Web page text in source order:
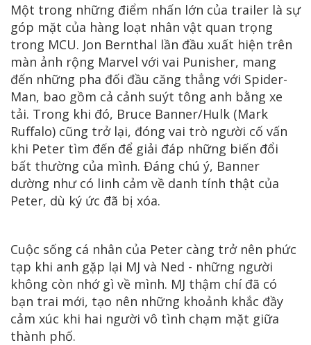
Một trong những điểm nhấn lớn của trailer là sự
góp mặt của hàng loạt nhân vật quan trọng
trong MCU. Jon Bernthal lần đầu xuất hiện trên
màn ảnh rộng Marvel với vai Punisher, mang
đến những pha đối đầu căng thẳng với Spider-
Man, bao gồm cả cảnh suýt tông anh bằng xe
tải. Trong khi đó, Bruce Banner/Hulk (Mark
Ruffalo) cũng trở lại, đóng vai trò người cố vấn
khi Peter tìm đến để giải đáp những biến đổi
bất thường của mình. Đáng chú ý, Banner
dường như có linh cảm về danh tính thật của
Peter, dù ký ức đã bị xóa.
Cuộc sống cá nhân của Peter càng trở nên phức
tạp khi anh gặp lại MJ và Ned - những người
không còn nhớ gì về mình. MJ thậm chí đã có
bạn trai mới, tạo nên những khoảnh khắc đầy
cảm xúc khi hai người vô tình chạm mặt giữa
thành phố.